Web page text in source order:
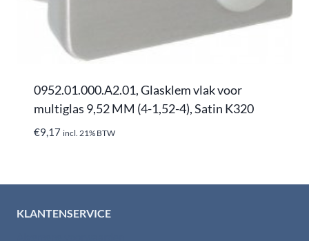
0952.01.000.A2.01, Glasklem vlak voor
multiglas 9,52 MM (4-1,52-4), Satin K320
€9,17 incl. 21% BTW
KLANTENSERVICE